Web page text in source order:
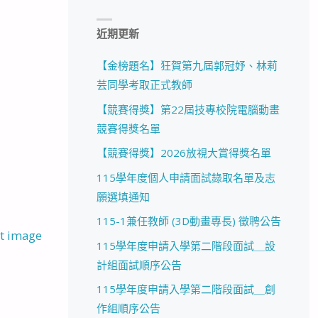
image
近期更新
【金榜題名】狂賀第九屆郭冠妤、林莉
芸同學考取正式教師
【競賽得獎】第22屆技專校院電腦動畫
競賽得獎名單
【競賽得獎】2026放視大賞得獎名單
115學年度個人申請面試錄取名單及志
願選填通知
115-1兼任教師 (3D動畫專長) 徵聘公告
115學年度申請入學第二階段面試＿設
計組面試順序公告
115學年度申請入學第二階段面試＿創
作組順序公告